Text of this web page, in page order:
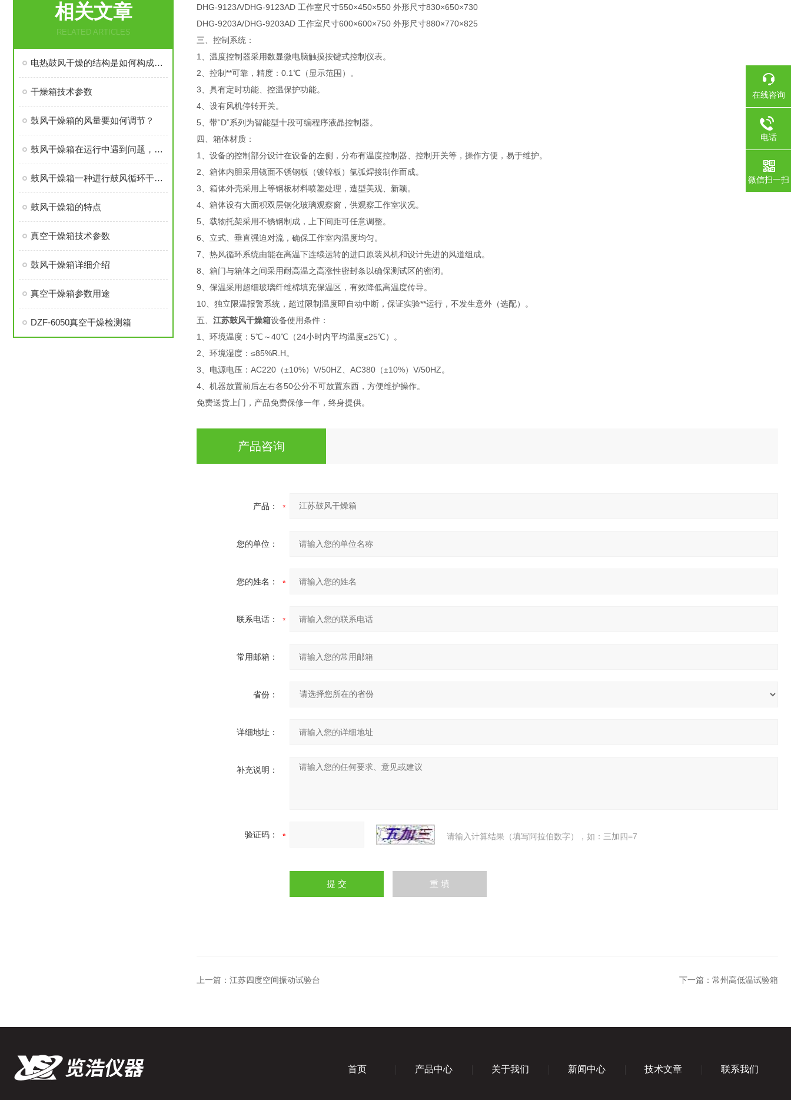
相关文章
RELATED ARTICLES
电热鼓风干燥的结构是如何构成的？
干燥箱技术参数
鼓风干燥箱的风量要如何调节？
鼓风干燥箱在运行中遇到问题，可以如何处理
鼓风干燥箱一种进行鼓风循环干燥的设备
鼓风干燥箱的特点
真空干燥箱技术参数
鼓风干燥箱详细介绍
真空干燥箱参数用途
DZF-6050真空干燥检测箱
DHG-9123A/DHG-9123AD 工作室尺寸550×450×550 外形尺寸830×650×730
DHG-9203A/DHG-9203AD 工作室尺寸600×600×750 外形尺寸880×770×825
三、控制系统：
1、温度控制器采用数显微电脑触摸按键式控制仪表。
2、控制**可靠，精度：0.1℃（显示范围）。
3、具有定时功能、控温保护功能。
4、设有风机停转开关。
5、带“D”系列为智能型十段可编程序液晶控制器。
四、箱体材质：
1、设备的控制部分设计在设备的左侧，分布有温度控制器、控制开关等，操作方便，易于维护。
2、箱体内胆采用镜面不锈钢板（镀锌板）氩弧焊接制作而成。
3、箱体外壳采用上等钢板材料喷塑处理，造型美观、新颖。
4、箱体设有大面积双层钢化玻璃观察窗，供观察工作室状况。
5、载物托架采用不锈钢制成，上下间距可任意调整。
6、立式、垂直强迫对流，确保工作室内温度均匀。
7、热风循环系统由能在高温下连续运转的进口原装风机和设计先进的风道组成。
8、箱门与箱体之间采用耐高温之高涨性密封条以确保测试区的密闭。
9、保温采用超细玻璃纤维棉填充保温区，有效降低高温度传导。
10、独立限温报警系统，超过限制温度即自动中断，保证实验**运行，不发生意外（选配）。
五、 江苏鼓风干燥箱设备使用条件：
1、环境温度：5℃～40℃（24小时内平均温度≤25℃）。
2、环境湿度：≤85%R.H。
3、电源电压：AC220（±10%）V/50HZ、AC380（±10%）V/50HZ。
4、机器放置前后左右各50公分不可放置东西，方便维护操作。
免费送货上门，产品免费保修一年，终身提供。
产品咨询
产品：
您的单位：
您的姓名：
联系电话：
常用邮箱：
省份：
详细地址：
补充说明：
验证码： 请输入计算结果（填写阿拉伯数字），如：三加四=7
上一篇： 江苏四度空间振动试验台 下一篇： 常州高低温试验箱
首页 产品中心 关于我们 新闻中心 技术文章 联系我们
在线咨询
电话
微信扫一扫